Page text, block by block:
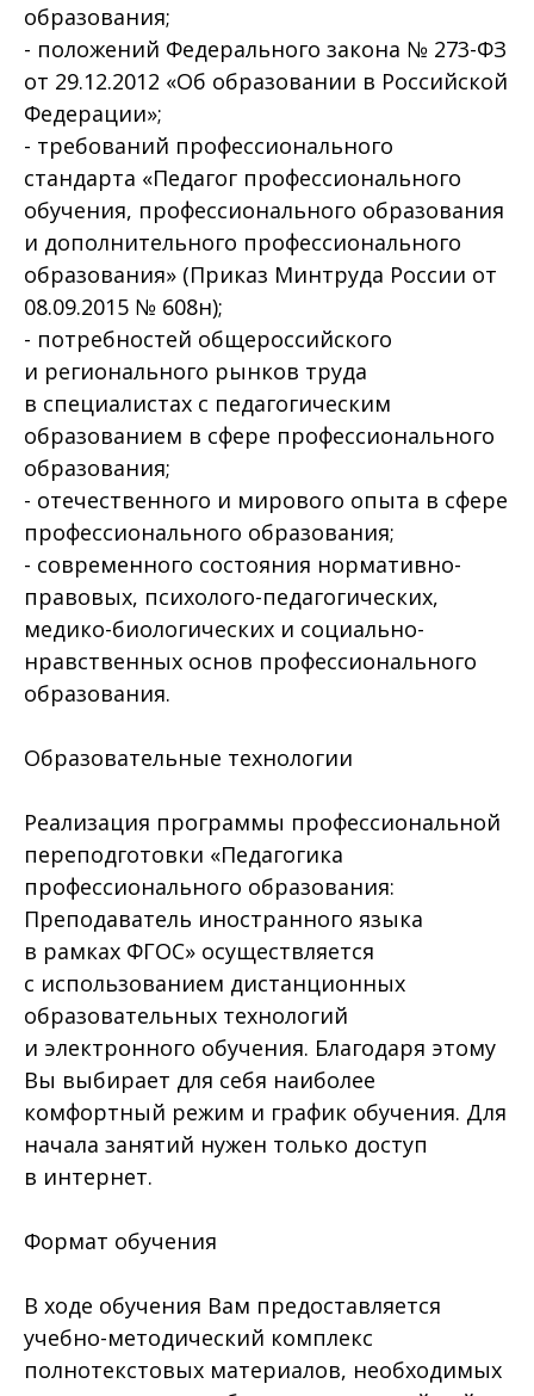
образования;
- положений Федерального закона № 273-ФЗ
от 29.12.2012 «Об образовании в Российской
Федерации»;
- требований профессионального
стандарта «Педагог профессионального
обучения, профессионального образования
и дополнительного профессионального
образования» (Приказ Минтруда России от
08.09.2015 № 608н);
- потребностей общероссийского
и регионального рынков труда
в специалистах с педагогическим
образованием в сфере профессионального
образования;
- отечественного и мирового опыта в сфере
профессионального образования;
- современного состояния нормативно-
правовых, психолого-педагогических,
медико-биологических и социально-
нравственных основ профессионального
образования.
Образовательные технологии
Реализация программы профессиональной
переподготовки «Педагогика
профессионального образования:
Преподаватель иностранного языка
в рамках ФГОС» осуществляется
с использованием дистанционных
образовательных технологий
и электронного обучения. Благодаря этому
Вы выбирает для себя наиболее
комфортный режим и график обучения. Для
начала занятий нужен только доступ
в интернет.
Формат обучения
В ходе обучения Вам предоставляется
учебно-методический комплекс
полнотекстовых материалов, необходимых